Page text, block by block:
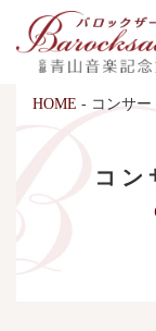
HOME - コンサ
コン